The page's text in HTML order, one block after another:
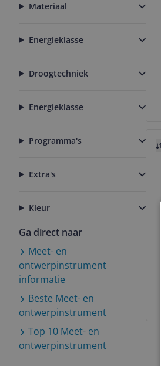
Materiaal
Energieklasse
Droogtechniek
Energieklasse
Programma's
Extra's
Kleur
Ga direct naar
Meet- en
ontwerpinstrument
informatie
Beste Meet- en
ontwerpinstrument
Top 10 Meet- en
ontwerpinstrument